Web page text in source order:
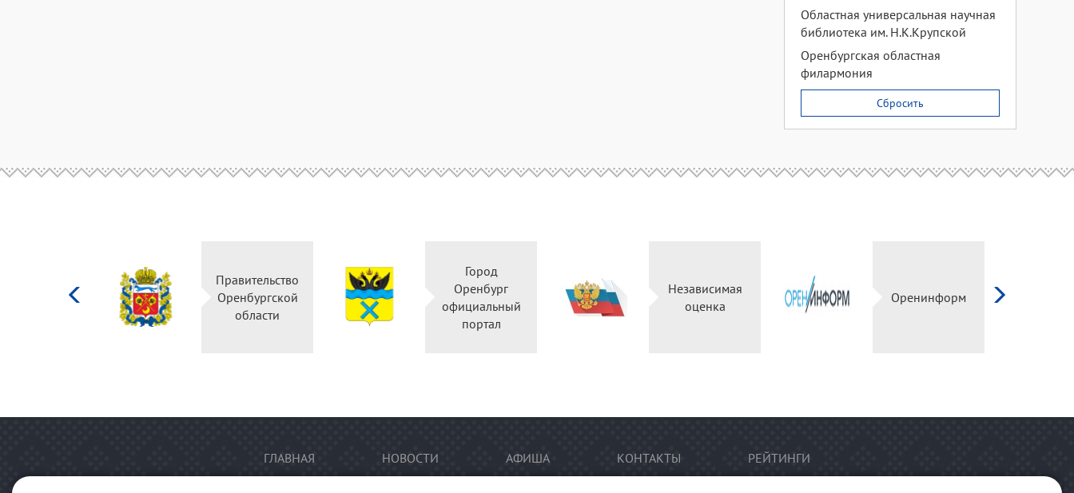
Областная универсальная научная
библиотека им. Н.К.Крупской
Оренбургская областная
филармония
Сбросить
Правительство
Оренбургской
области
Город
Оренбург
официальный
портал
Независимая
оценка
Оренинформ
ГЛАВНАЯ НОВОСТИ АФИША КОНТАКТЫ РЕЙТИНГИ